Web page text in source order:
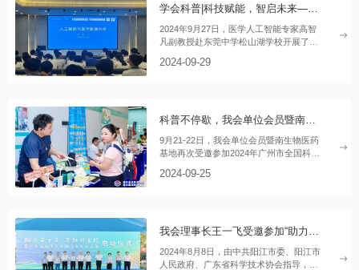
2024年9月27日，医学人工智能专家高智
凡副教授赴东莞中学松山湖学校开展了一
前沿科技的知识盛宴。
2024-09-29
9月21-22日，我会单位会员暨南生物医药
基地再次受邀参加2024年广州市全国科普
本次科普日以“提升全民科学素质、协力建
2024-09-25
我会理事长王一飞受邀参加“助力百千万 漠阳科普行” 暨广东省院士专家阳江乡村行活动
2024年8月8日，由中共阳江市委、阳江市
人民政府、广东省科学技术协会指导，阳